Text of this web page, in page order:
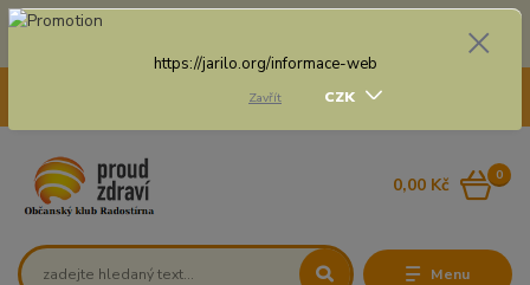
Doprava zdarma na některé druhy dopravy při nákupu
Menu
CZK
0
0,00 Kč
https://jarilo.org/informace-web
Zavřít